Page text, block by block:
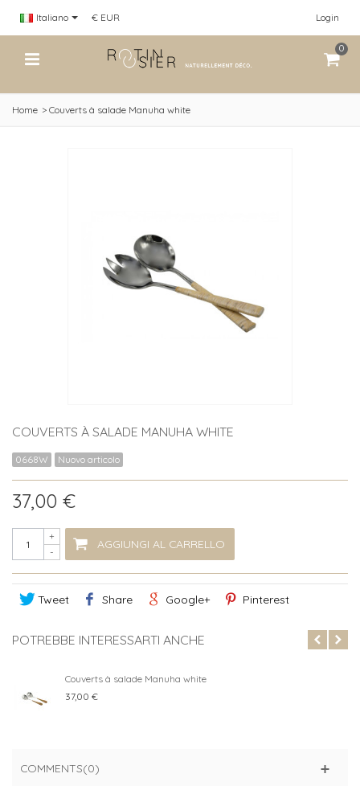
Italiano Login
€ EUR
0
Home > Couverts à salade Manuha white
COUVERTS À SALADE MANUHA WHITE
0668W Nuovo articolo
37,00 €
-
+
AGGIUNGI AL CARRELLO
Tweet Share Google+ Pinterest
POTREBBE INTERESSARTI ANCHE
Couverts à salade Manuha white
37,00 €
COMMENTS(0)